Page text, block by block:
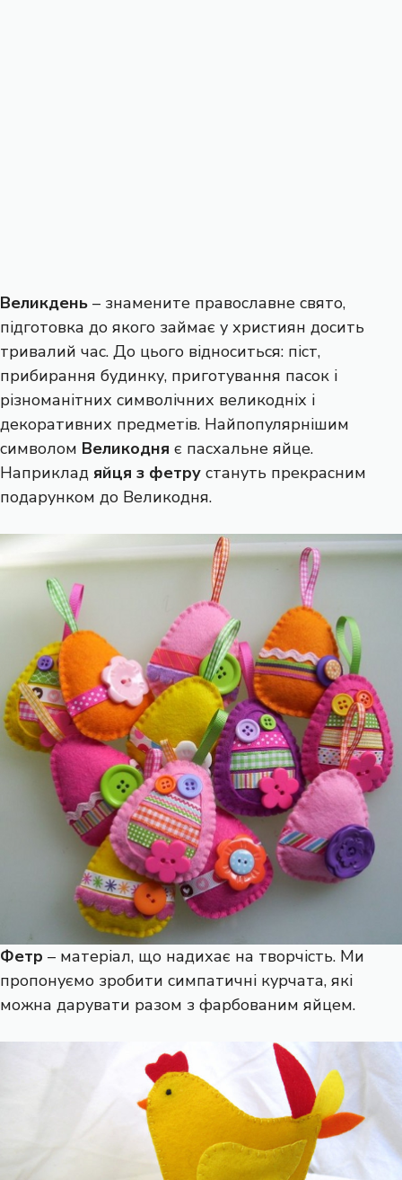
Великдень – знамените православне свято,
підготовка до якого займає у християн досить
тривалий час. До цього відноситься: піст,
прибирання будинку, приготування пасок і
різноманітних символічних великодніх і
декоративних предметів. Найпопулярнішим
символом Великодня є пасхальне яйце.
Наприклад яйця з фетру стануть прекрасним
подарунком до Великодня.
Фетр – матеріал, що надихає на творчість. Ми
пропонуємо зробити симпатичні курчата, які
можна дарувати разом з фарбованим яйцем.